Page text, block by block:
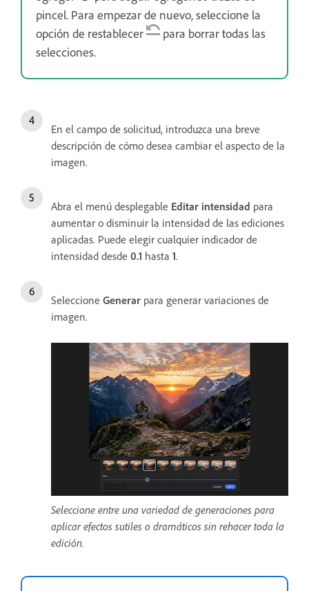
pincel. Para empezar de nuevo, seleccione la
opción de restablecer
para borrar todas las
selecciones.
En el campo de solicitud, introduzca una breve
descripción de cómo desea cambiar el aspecto de la
imagen.
Abra el menú desplegable Editar intensidad para
aumentar o disminuir la intensidad de las ediciones
aplicadas. Puede elegir cualquier indicador de
intensidad desde 0.1 hasta 1.
Seleccione Generar para generar variaciones de
imagen.
Seleccione entre una variedad de generaciones para
aplicar efectos sutiles o dramáticos sin rehacer toda la
edición.